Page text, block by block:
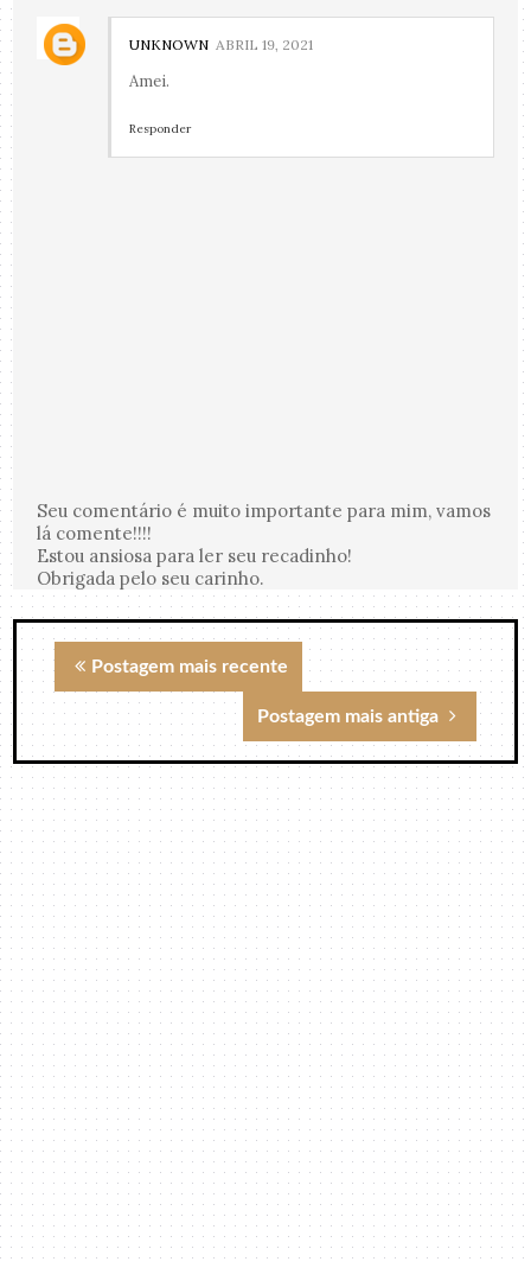
UNKNOWN ABRIL 19, 2021
Amei.
Responder
Seu comentário é muito importante para mim, vamos
lá comente!!!!
Estou ansiosa para ler seu recadinho!
Obrigada pelo seu carinho.
Postagem mais recente
Postagem mais antiga